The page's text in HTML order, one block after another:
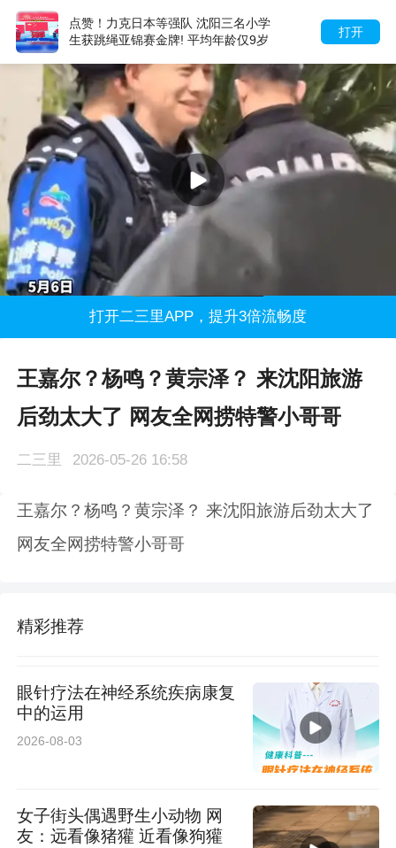
打开
点赞！力克日本等强队 沈阳三名小学
生获跳绳亚锦赛金牌! 平均年龄仅9岁
打开二三里APP，提升3倍流畅度
王嘉尔？杨鸣？黄宗泽？ 来沈阳旅游
后劲太大了 网友全网捞特警小哥哥
二三里 2026-05-26 16:58
王嘉尔？杨鸣？黄宗泽？ 来沈阳旅游后劲太大了
网友全网捞特警小哥哥
精彩推荐
眼针疗法在神经系统疾病康复
中的运用
2026-08-03
女子街头偶遇野生小动物 网
友：远看像猪獾 近看像狗獾